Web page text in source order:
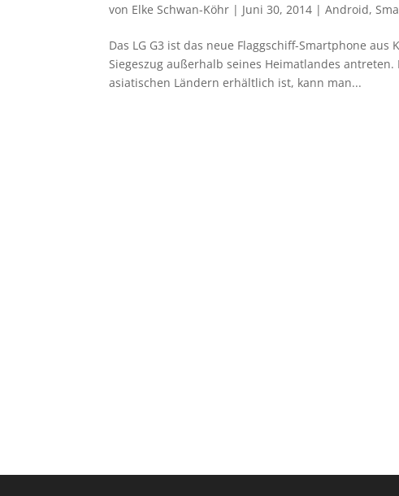
von Elke Schwan-Köhr | Juni 30, 2014 |Android,
Das LG G3 ist das neue Flaggschiff-Smartphone
Siegeszug außerhalb seines Heimatlandes
asiatischen Ländern erhältlich ist, kann man...